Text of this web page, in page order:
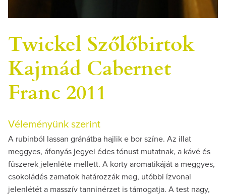
Twickel Szőlőbirtok
Kajmád Cabernet
Franc 2011
Véleményünk szerint
A rubinból lassan gránátba hajlik e bor színe. Az illat
meggyes, áfonyás jegyei édes tónust mutatnak, a kávé és
fűszerek jelenléte mellett. A korty aromatikáját a meggyes,
csokoládés zamatok határozzák meg, utóbbi ízvonal
jelenlétét a masszív tanninérzet is támogatja. A test nagy,